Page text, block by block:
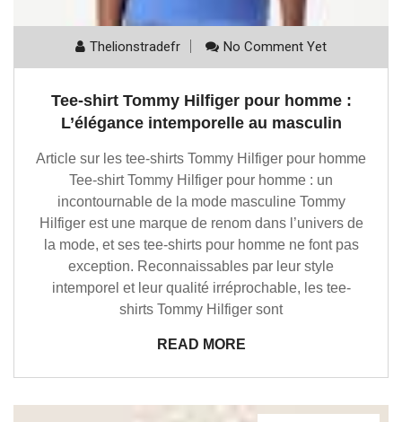
Thelionstradefr No Comment Yet
Tee-shirt Tommy Hilfiger pour homme :
L’élégance intemporelle au masculin
Article sur les tee-shirts Tommy Hilfiger pour homme
Tee-shirt Tommy Hilfiger pour homme : un
incontournable de la mode masculine Tommy
Hilfiger est une marque de renom dans l’univers de
la mode, et ses tee-shirts pour homme ne font pas
exception. Reconnaissables par leur style
intemporel et leur qualité irréprochable, les tee-
shirts Tommy Hilfiger sont
READ MORE